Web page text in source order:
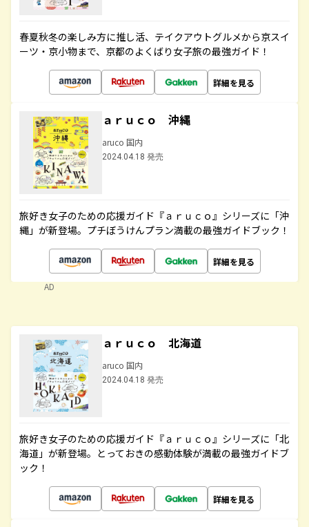
春夏秋冬の楽しみ方に推し活、テイクアウトグルメから京スイ
ーツ・京小物まで、京都のよくばり女子旅の最強ガイド！
詳細を見る
ａｒｕｃｏ 沖縄
aruco 国内
2024.04.18 発売
旅好き女子のための応援ガイド『ａｒｕｃｏ』シリーズに「沖
縄」が新登場。プチぼうけんプラン満載の最強ガイドブック！
詳細を見る
AD
ａｒｕｃｏ 北海道
aruco 国内
2024.04.18 発売
旅好き女子のための応援ガイド『ａｒｕｃｏ』シリーズに「北
海道」が新登場。とっておきの感動体験が満載の最強ガイドブ
ック！
詳細を見る